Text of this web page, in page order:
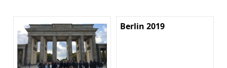
Berlin 2019